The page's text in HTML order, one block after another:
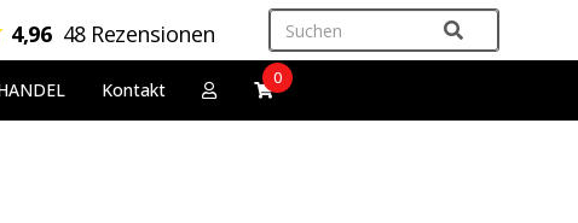
4,96 48 Rezensionen
Kontakt
0